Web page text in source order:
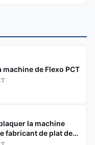
Phase
offre une
et
commerciales
de Flexo PCT
la machine
fabricant de plat de
typographique